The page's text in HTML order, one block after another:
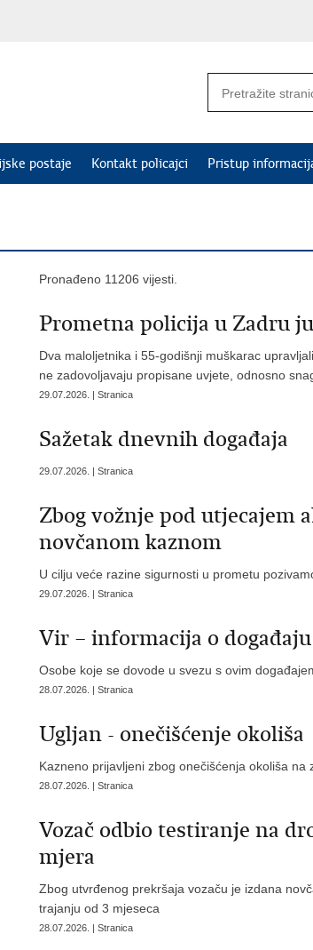
postaje Kontakt policajci Pristup
Pronađeno 11206 vijesti.
Prometna policija u Zadru
Dva maloljetnika i 55-godišnji muškarac
ne zadovoljavaju propisane uvjete, odnosno
29.07.2026. | Stranica
Sažetak dnevnih događaja
29.07.2026. | Stranica
Zbog vožnje pod utjecajem
novčanom kaznom
U cilju veće razine sigurnosti u prometu
29.07.2026. | Stranica
Vir – informacija o događaju
Osobe koje se dovode u svezu s ovim
28.07.2026. | Stranica
Ugljan - onečišćenje okoliša
Kazneno prijavljeni zbog onečišćenja okoliša na
28.07.2026. | Stranica
Vozač odbio testiranje na
mjera
Zbog utvrđenog prekršaja vozaču je izdana
trajanju od 3 mjeseca
28.07.2026. | Stranica